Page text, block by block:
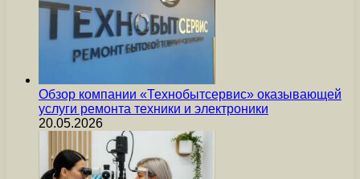
Обзор компании «Технобытсервис» оказывающей
услуги ремонта техники и электроники
20.05.2026